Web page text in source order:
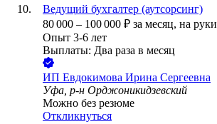
Ведущий бухгалтер (аутсорсинг)
80 000 – 100 000 ₽ за месяц, на руки
Опыт 3-6 лет
Выплаты: Два раза в месяц
ИП Евдокимова Ирина Сергеевна
Уфа, р-н Орджоникидзевский
Можно без резюме
Откликнуться